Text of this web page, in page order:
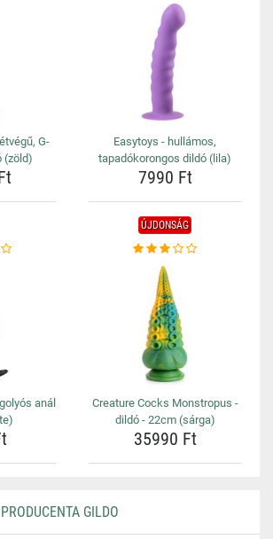
G-
(zöld)
Easytoys - hullámos,
tapadókorongos dildó (lila)
7990 Ft
anál
ÚJDONSÁG
Creature Cocks Monstropus -
dildó - 22cm (sárga)
35990 Ft
GILDO